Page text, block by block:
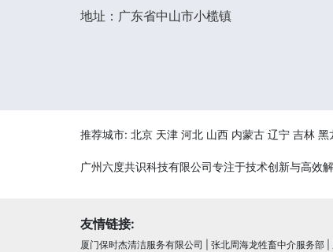
地址：广东省中山市小榄镇
推荐城市: 北京 天津 河北 山西 内蒙古 辽宁 吉林 黑
广州六度共识科技有限公司专注于技术创新与高效
友情链接:
厦门保时杰清洁服务有限公司 张北周海龙牲畜中介服务部